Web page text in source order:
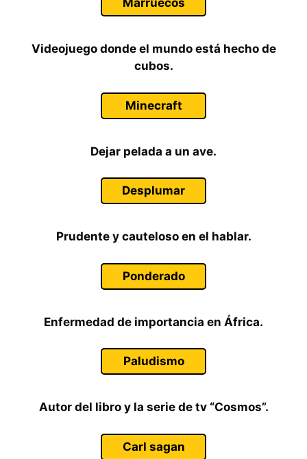
Marruecos
Videojuego donde el mundo está hecho de
cubos.
Minecraft
Dejar pelada a un ave.
Desplumar
Prudente y cauteloso en el hablar.
Ponderado
Enfermedad de importancia en África.
Paludismo
Autor del libro y la serie de tv “Cosmos”.
Carl sagan